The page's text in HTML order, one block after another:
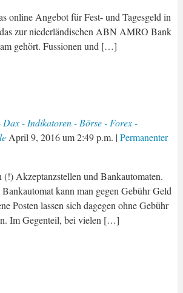
online Angebot für Fest- und Tagesgeld in
zur niederländischen ABN AMRO Bank
gehört. Fussionen und […]
- Indikatoren - Börse - Forex -
April 9, 2016um2:49 p.m. |Permanenter
Akzeptanzstellen und Bankautomaten.
kann man gegen Gebühr Geld
Posten lassen sich dagegen ohne Gebühr
Im Gegenteil, bei vielen […]